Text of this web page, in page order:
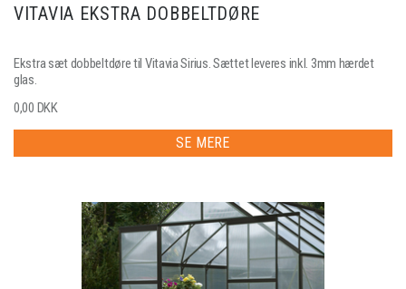
VITAVIA EKSTRA DOBBELTDØRE
Ekstra sæt dobbeltdøre til Vitavia Sirius. Sættet leveres inkl. 3mm hærdet
glas.
0,00 DKK
SE MERE